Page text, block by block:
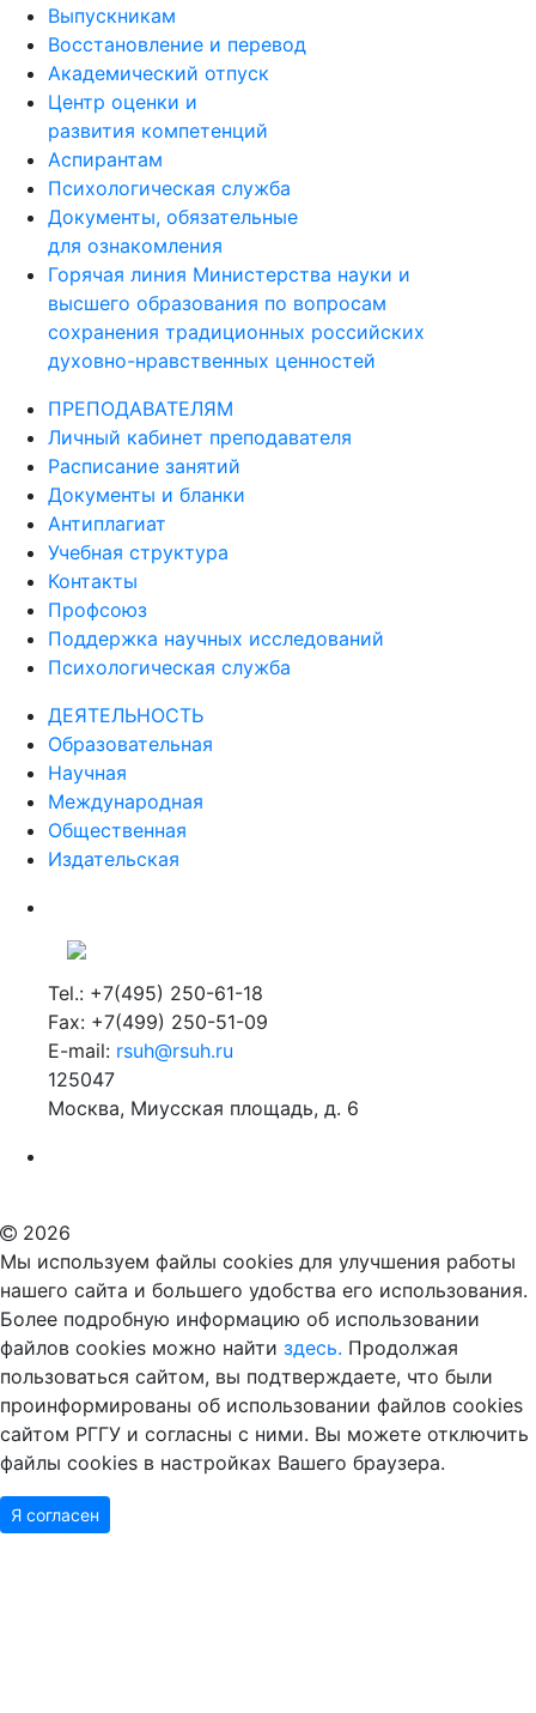
Выпускникам
Восстановление и перевод
Академический отпуск
Центр оценки и
развития компетенций
Аспирантам
Психологическая служба
Документы, обязательные
для ознакомления
Горячая линия Министерства науки и
высшего образования по вопросам
сохранения традиционных российских
духовно-нравственных ценностей
ПРЕПОДАВАТЕЛЯМ
Личный кабинет преподавателя
Расписание занятий
Документы и бланки
Антиплагиат
Учебная структура
Контакты
Профсоюз
Поддержка научных исследований
Психологическая служба
ДЕЯТЕЛЬНОСТЬ
Образовательная
Научная
Международная
Общественная
Издательская
Tel.: +7(495) 250-61-18
Fax: +7(499) 250-51-09
E-mail: rsuh@rsuh.ru
125047
Москва, Миусская площадь, д. 6
2026
Мы используем файлы cookies для улучшения работы
нашего сайта и большего удобства его использования.
Более подробную информацию об использовании
файлов cookies можно найти здесь. Продолжая
пользоваться сайтом, вы подтверждаете, что были
проинформированы об использовании файлов cookies
сайтом РГГУ и согласны с ними. Вы можете отключить
файлы cookies в настройках Вашего браузера.
Я согласен